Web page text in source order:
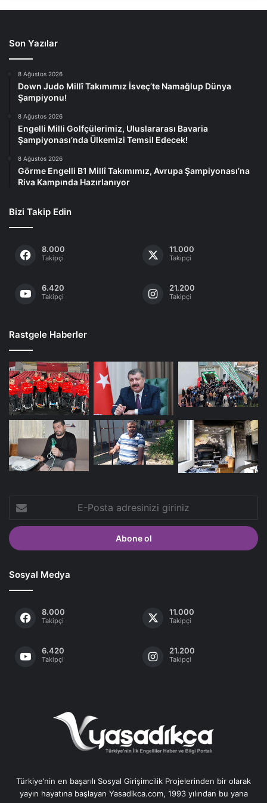
Son Yazılar
8 Ağustos 2026
Down Judo Millî Takımımız İsveç’te Namağlup Dünya
Şampiyonu!
8 Ağustos 2026
Engelli Milli Golfçülerimiz, Uluslararası Bavaria
Şampiyonası’nda Ülkemizi Temsil Edecek!
8 Ağustos 2026
Görme Engelli B1 Millî Takımımız, Avrupa Şampiyonası’na
Riva Kampında Hazırlanıyor
Bizi Takip Edin
8.000
Takipçi
11.000
Takipçi
6.420
Takipçi
21.200
Takipçi
Rastgele Haberler
Posta
adresinizi
giriniz
Sosyal Medya
8.000
Takipçi
11.000
Takipçi
6.420
Takipçi
21.200
Takipçi
Türkiye’nin en başarılı Sosyal Girişimcilik Projelerinden bir olarak
yayın hayatına başlayan Yasadikca.com, 1993 yılından bu yana